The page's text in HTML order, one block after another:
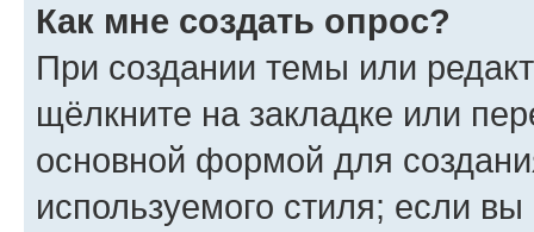
Как мне создать опрос?
При создании темы или
щёлкните на закладке или
основной формой для
используемого стиля; если